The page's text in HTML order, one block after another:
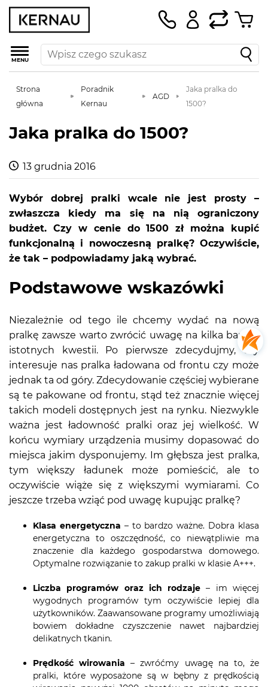
MENU
Strona
główna
Poradnik
Kernau
AGD
Jaka pralka do
1500?
Jaka pralka do 1500?
13 grudnia 2016
Wybór dobrej pralki wcale nie jest prosty –
zwłaszcza kiedy ma się na nią ograniczony
budżet. Czy w cenie do 1500 zł można kupić
funkcjonalną i nowoczesną pralkę? Oczywiście,
że tak – podpowiadamy jaką wybrać.
Podstawowe wskazówki
Niezależnie od tego ile chcemy wydać na nową
pralkę zawsze warto zwrócić uwagę na kilka bardzo
istotnych kwestii. Po pierwsze zdecydujmy, czy
interesuje nas pralka ładowana od frontu czy może
jednak ta od góry. Zdecydowanie częściej wybierane
są te pakowane od frontu, stąd też znacznie więcej
takich modeli dostępnych jest na rynku. Niezwykle
ważna jest ładowność pralki oraz jej wielkość. W
końcu wymiary urządzenia musimy dopasować do
miejsca jakim dysponujemy. Im głębsza jest pralka,
tym większy ładunek może pomieścić, ale to
oczywiście wiąże się z większymi wymiarami. Co
jeszcze trzeba wziąć pod uwagę kupując pralkę?
Klasa energetyczna – to bardzo ważne. Dobra klasa
energetyczna to oszczędność, co niewątpliwie ma
znaczenie dla każdego gospodarstwa domowego.
Optymalne rozwiązanie to zakup pralki w klasie A+++.
Liczba programów oraz ich rodzaje – im więcej
wygodnych programów tym oczywiście lepiej dla
użytkowników. Zaawansowane programy umożliwiają
bowiem dokładne czyszczenie nawet najbardziej
delikatnych tkanin.
Prędkość wirowania – zwróćmy uwagę na to, że
pralki, które wyposażone są w bębny z prędkością